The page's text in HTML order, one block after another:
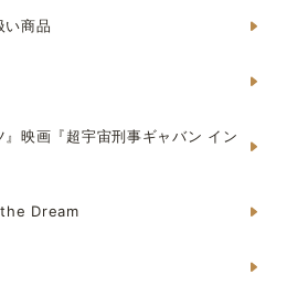
い商品
映画『超宇宙刑事ギャバン イン
Dream